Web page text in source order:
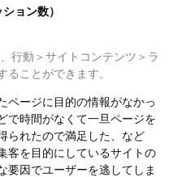
ョン数）
行動＞サイトコンテンツ＞ラ
ることができます。
ページに目的の情報がなかっ
で時間がなくて一旦ページを
られたので満足した、など
客を目的にしているサイトの
要因でユーザーを逃してしま